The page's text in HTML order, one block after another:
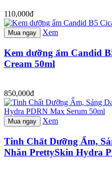
110,000đ
Mua ngay Xem
Kem dưỡng ẩm Candid
Cream 50ml
850,000đ
Mua ngay Xem
Tinh Chất Dưỡng Ẩm,
Nhăn PrettySkin Hydra